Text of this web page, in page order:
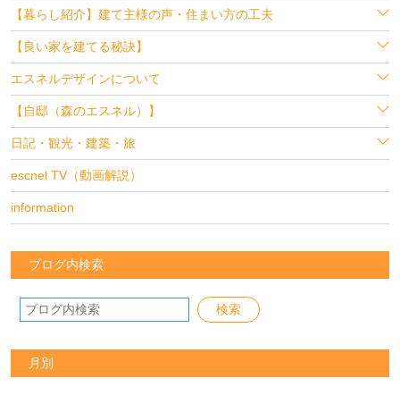
【暮らし紹介】建て主様の声・住まい方の工夫
【良い家を建てる秘訣】
エスネルデザインについて
【自邸（森のエスネル）】
日記・観光・建築・旅
escnel TV（動画解説）
information
ブログ内検索
月別